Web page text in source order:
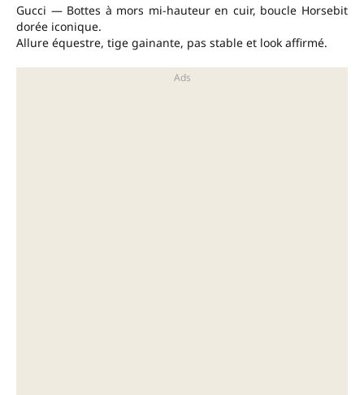
Gucci — Bottes à mors mi-hauteur en cuir, boucle Horsebit
dorée iconique.
Allure équestre, tige gainante, pas stable et look affirmé.